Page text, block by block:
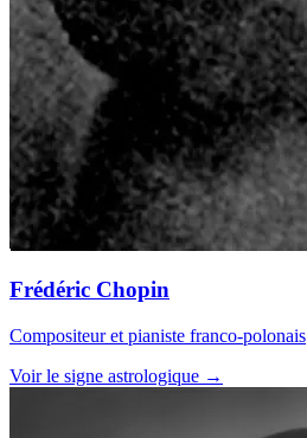
Frédéric Chopin
Compositeur et pianiste franco-polonais
Voir le signe astrologique →